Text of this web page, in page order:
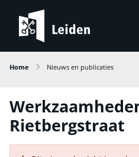
Home Nieuws en publicaties
Rietbergstraat